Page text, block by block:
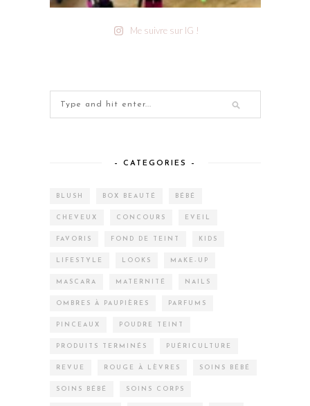
Me suivre sur IG !
– CATEGORIES –
BLUSH BOX BEAUTÉ BÉBÉ
CHEVEUX CONCOURS EVEIL
FAVORIS FOND DE TEINT KIDS
LIFESTYLE LOOKS MAKE-UP
MASCARA MATERNITÉ NAILS
OMBRES À PAUPIÈRES PARFUMS
PINCEAUX POUDRE TEINT
PRODUITS TERMINÉS PUÉRICULTURE
REVUE ROUGE À LÈVRES SOINS BÉBÉ
SOINS BÉBÉ SOINS CORPS